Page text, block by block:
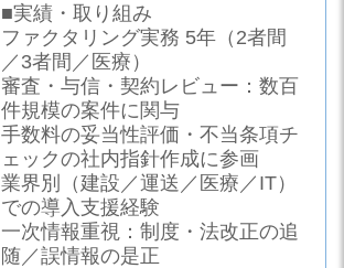
■実績・取り組み
ファクタリング実務 5年（2者間
／3者間／医療）
審査・与信・契約レビュー：数百
件規模の案件に関与
手数料の妥当性評価・不当条項チ
ェックの社内指針作成に参画
業界別（建設／運送／医療／IT）
での導入支援経験
一次情報重視：制度・法改正の追
随／誤情報の是正